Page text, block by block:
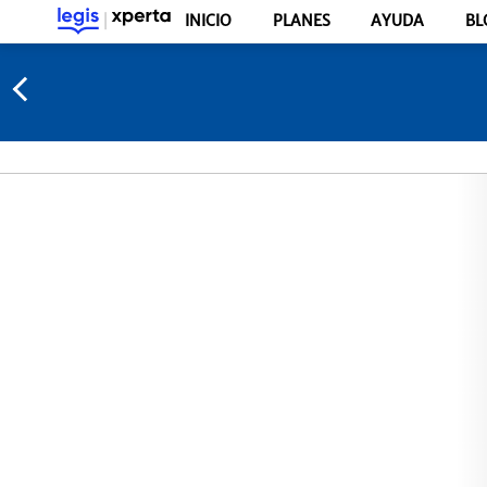
INICIO PLANES AYUDA